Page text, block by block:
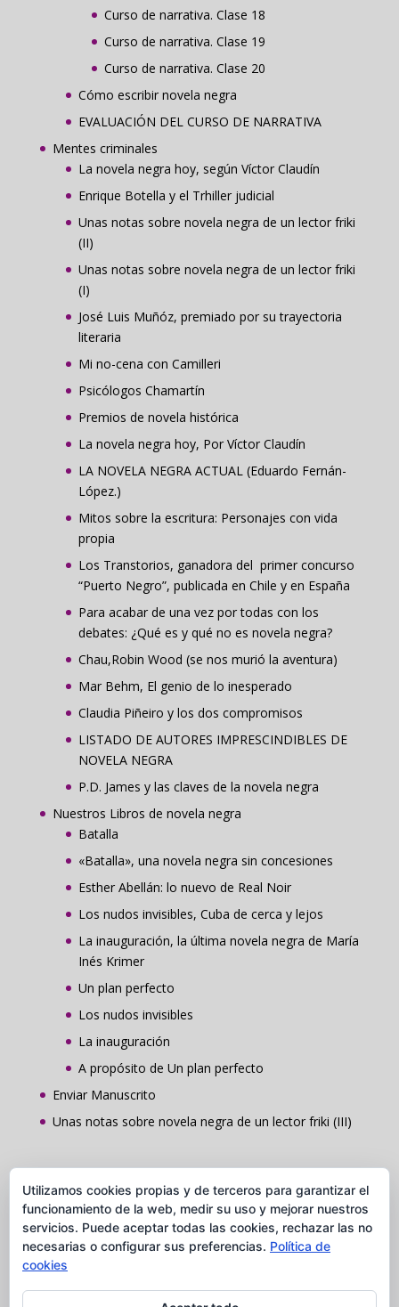
Curso de narrativa. Clase 18
Curso de narrativa. Clase 19
Curso de narrativa. Clase 20
Cómo escribir novela negra
EVALUACIÓN DEL CURSO DE NARRATIVA
Mentes criminales
La novela negra hoy, según Víctor Claudín
Enrique Botella y el Trhiller judicial
Unas notas sobre novela negra de un lector friki
(II)
Unas notas sobre novela negra de un lector friki
(I)
José Luis Muñóz, premiado por su trayectoria
literaria
Mi no-cena con Camilleri
Psicólogos Chamartín
Premios de novela histórica
La novela negra hoy, Por Víctor Claudín
LA NOVELA NEGRA ACTUAL (Eduardo Fernán-
López.)
Mitos sobre la escritura: Personajes con vida
propia
Los Transtorios, ganadora del primer concurso
“Puerto Negro”, publicada en Chile y en España
Para acabar de una vez por todas con los
debates: ¿Qué es y qué no es novela negra?
Chau,Robin Wood (se nos murió la aventura)
Mar Behm, El genio de lo inesperado
Claudia Piñeiro y los dos compromisos
LISTADO DE AUTORES IMPRESCINDIBLES DE
NOVELA NEGRA
P.D. James y las claves de la novela negra
Nuestros Libros de novela negra
Batalla
«Batalla», una novela negra sin concesiones
Esther Abellán: lo nuevo de Real Noir
Los nudos invisibles, Cuba de cerca y lejos
La inauguración, la última novela negra de María
Inés Krimer
Un plan perfecto
Los nudos invisibles
La inauguración
A propósito de Un plan perfecto
Enviar Manuscrito
Unas notas sobre novela negra de un lector friki (III)
Contacto
Grupo Comunicación y Publicaciones Caudal
C/ Ros de Olano, 5 Loc. 28002 Madrid
Tel. 91 037 84 28
Utilizamos cookies propias y de terceros para garantizar el
funcionamiento de la web, medir su uso y mejorar nuestros
servicios. Puede aceptar todas las cookies, rechazar las no
necesarias o configurar sus preferencias. Política de
cookies